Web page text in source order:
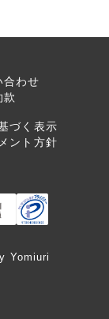
合わせ
款
づく表示
ント方針
Yomiuri